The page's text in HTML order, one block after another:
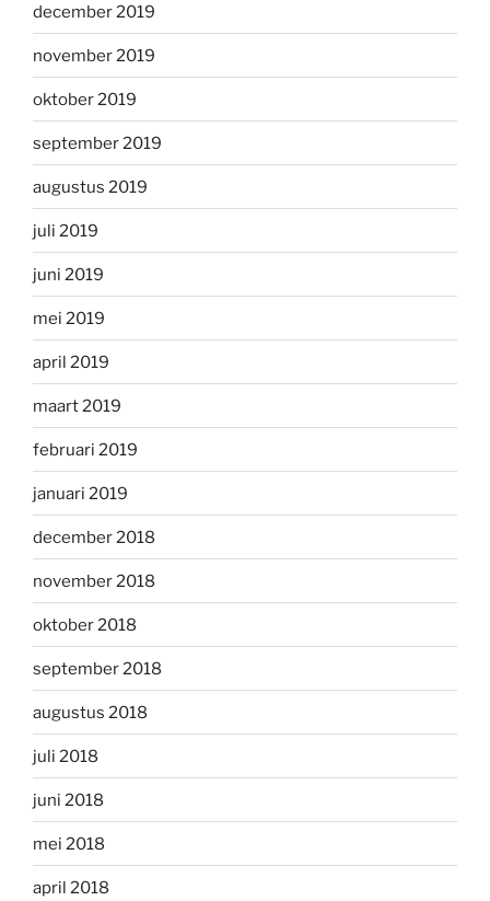
december 2019
november 2019
oktober 2019
september 2019
augustus 2019
juli 2019
juni 2019
mei 2019
april 2019
maart 2019
februari 2019
januari 2019
december 2018
november 2018
oktober 2018
september 2018
augustus 2018
juli 2018
juni 2018
mei 2018
april 2018